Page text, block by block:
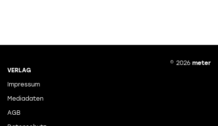
VERLAG
Impressum
Mediadaten
AGB
© 2026 meter